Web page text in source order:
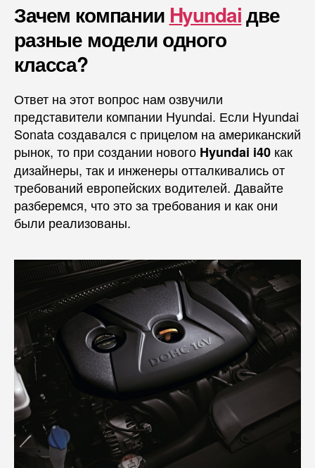
Зачем компании Hyundaiдве
разные модели одного
класса?
Ответ на этот вопрос нам озвучили
представители компании Hyundai. Если Hyundai
Sonata создавался с прицелом на американский
рынок, то при создании нового Hyundai i40 как
дизайнеры, так и инженеры отталкивались от
требований европейских водителей. Давайте
разберемся, что это за требования и как они
были реализованы.